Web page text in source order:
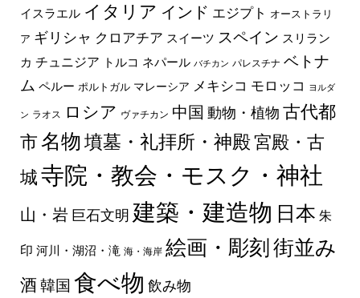
イスラエル イタリア インド エジプト オーストラリ
ア ギリシャ クロアチア スイーツ スペイン スリラン
カ チュニジア トルコ ネパール バチカン パレスチナ ベトナ
ム ペルー ポルトガル マレーシア メキシコ モロッコ ヨルダ
ン ラオス ロシア ヴァチカン 中国 動物・植物 古代都
市 名物 墳墓・礼拝所・神殿宮殿・古
城 寺院・教会・モスク・神社
山・岩 巨石文明 建築・建造物 日本 朱
印 河川・湖沼・滝 海・海岸 絵画・彫刻 街並み
酒韓国 食べ物 飲み物